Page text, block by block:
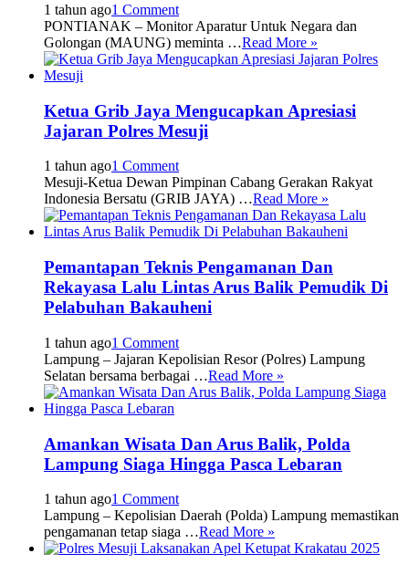
1 tahun ago1 Comment
PONTIANAK – Monitor Aparatur Untuk Negara dan
Golongan (MAUNG) meminta …Read More »
Ketua Grib Jaya Mengucapkan Apresiasi
Jajaran Polres Mesuji
1 tahun ago1 Comment
Mesuji-Ketua Dewan Pimpinan Cabang Gerakan Rakyat
Indonesia Bersatu (GRIB JAYA) …Read More »
Pemantapan Teknis Pengamanan Dan
Rekayasa Lalu Lintas Arus Balik Pemudik Di
Pelabuhan Bakauheni
1 tahun ago1 Comment
Lampung – Jajaran Kepolisian Resor (Polres) Lampung
Selatan bersama berbagai …Read More »
Amankan Wisata Dan Arus Balik, Polda
Lampung Siaga Hingga Pasca Lebaran
1 tahun ago1 Comment
Lampung – Kepolisian Daerah (Polda) Lampung memastikan
pengamanan tetap siaga …Read More »